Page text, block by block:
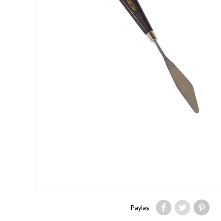
Paylaş: